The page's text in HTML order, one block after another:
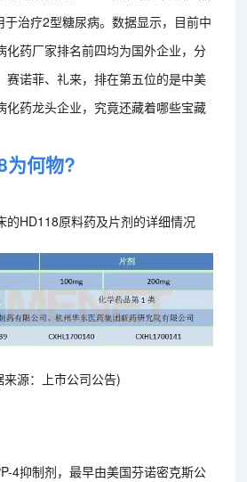
于治疗2型糖尿病。数据显示，目前中
化药厂家排名前四均为国外企业，分
赛诺菲、礼来，排在第五位的是中美
化药龙头企业，究竟还藏着哪些宝藏
为何物?
的HD118原料药及片剂的详细情况
来源：上市公司公告)
4抑制剂，最早由美国芬诺密克斯公